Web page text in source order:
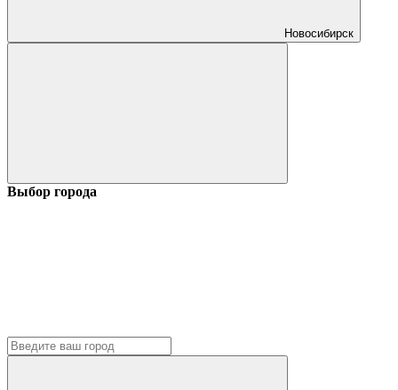
Новосибирск
Выбор города